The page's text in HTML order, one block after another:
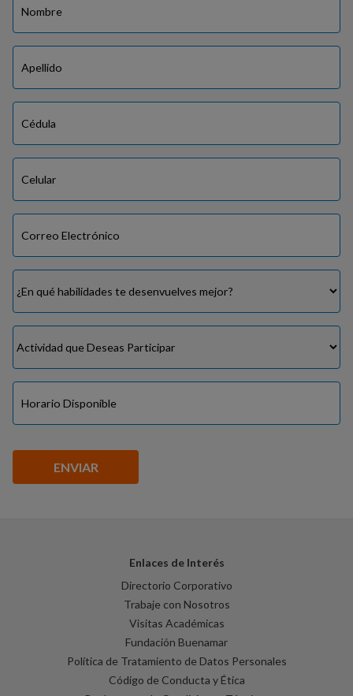
Enlaces de Interés
Directorio Corporativo
Trabaje con Nosotros
Visitas Académicas
Fundación Buenamar
Política de Tratamiento de Datos Personales
Código de Conducta y Ética